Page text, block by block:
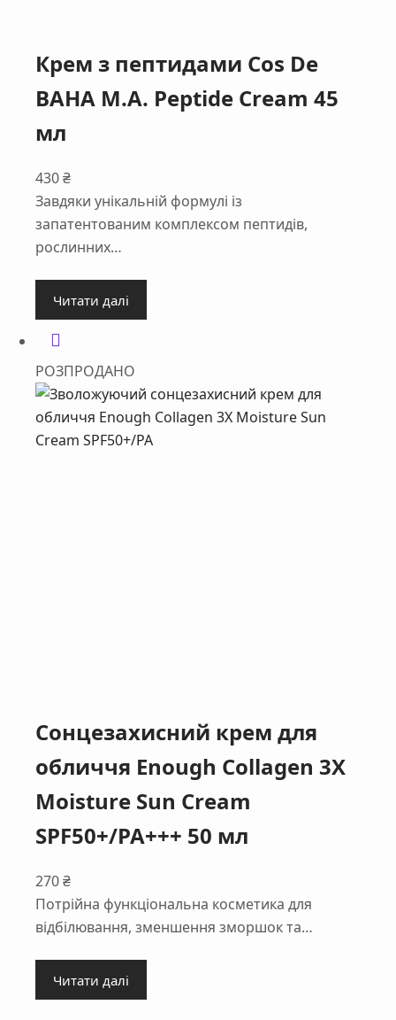
Крем з пептидами Cos De
BAHA M.A. Peptide Cream 45
мл
430₴
Завдяки унікальній формулі із
запатентованим комплексом пептидів,
рослинних…
Читати далі
РОЗПРОДАНО
Сонцезахисний крем для
обличчя Enough Collagen 3Х
Moisture Sun Cream
SPF50+/PA+++ 50 мл
270₴
Потрійна функціональна косметика для
відбілювання, зменшення зморшок та…
Читати далі